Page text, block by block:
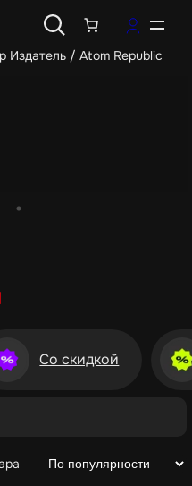
Издатель / Atom Republic
Со скидкой